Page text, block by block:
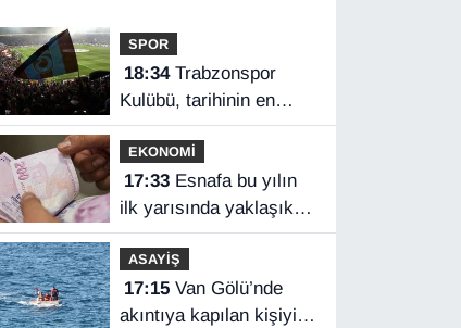
SPOR
18:34Trabzonspor
Kulübü, tarihinin en
yüksek kombine
satışını yaptı
EKONOMİ
17:33Esnafa bu yılın
ilk yarısında yaklaşık
75 milyar lira finansman
ASAYİŞ
17:15Van Gölü’nde
akıntıya kapılan kişiyi